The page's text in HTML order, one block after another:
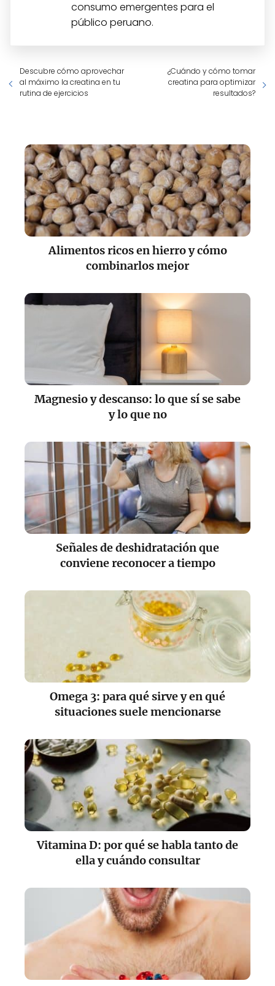
consumo emergentes para el
público peruano.
Descubre cómo aprovechar
al máximo la creatina en tu
rutina de ejercicios
¿Cuándo y cómo tomar
creatina para optimizar
resultados?
Alimentos ricos en hierro y cómo
combinarlos mejor
Magnesio y descanso: lo que sí se sabe
y lo que no
Señales de deshidratación que
conviene reconocer a tiempo
Omega 3: para qué sirve y en qué
situaciones suele mencionarse
Vitamina D: por qué se habla tanto de
ella y cuándo consultar